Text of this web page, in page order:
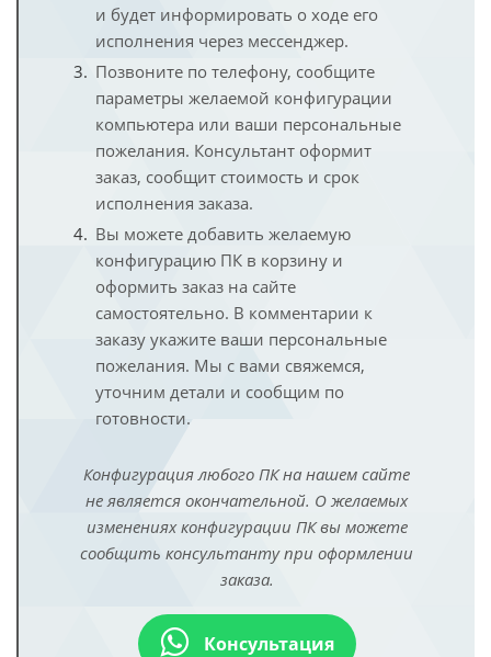
и будет информировать о ходе его
исполнения через мессенджер.
Позвоните по телефону, сообщите
параметры желаемой конфигурации
компьютера или ваши персональные
пожелания. Консультант оформит
заказ, сообщит стоимость и срок
исполнения заказа.
Вы можете добавить желаемую
конфигурацию ПК в корзину и
оформить заказ на сайте
самостоятельно. В комментарии к
заказу укажите ваши персональные
пожелания. Мы с вами свяжемся,
уточним детали и сообщим по
готовности.
Конфигурация любого ПК на нашем сайте
не является окончательной. О желаемых
изменениях конфигурации ПК вы можете
сообщить консультанту при оформлении
заказа.
Консультация